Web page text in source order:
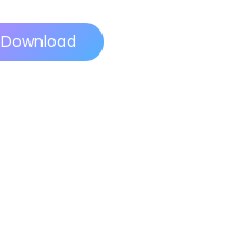
Download